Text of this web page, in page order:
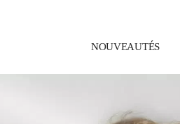
NOUVEAUTÉS